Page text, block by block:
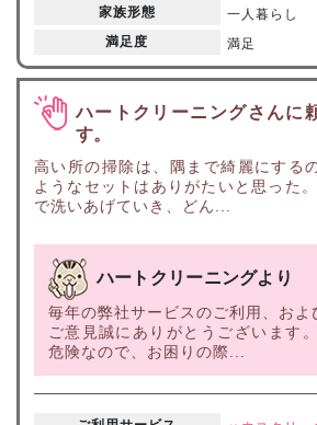
家族形態
一人暮らし
満足度
満足
ハートクリーニングさんに
す。
高い所の掃除は、隅まで綺麗にする
ようなセットはありがたいと思った
で洗いあげていき、どん...
ハートクリーニングより
毎年の弊社サービスのご利用、およ
ご意見誠にありがとうございます
危険なので、お困りの際...